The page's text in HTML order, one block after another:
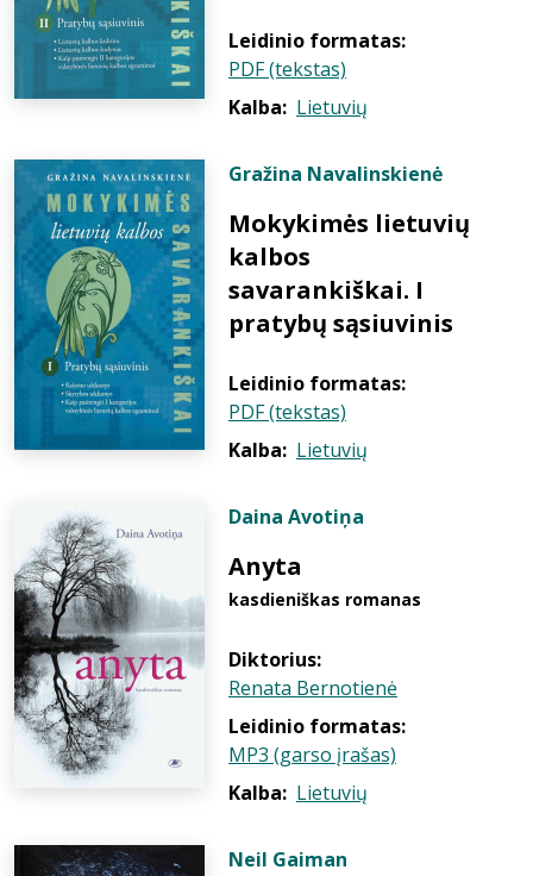
Leidinio formatas:
PDF (tekstas)
Kalba: Lietuvių
Gražina Navalinskienė
Mokykimės lietuvių
kalbos
savarankiškai. I
pratybų sąsiuvinis
Leidinio formatas:
PDF (tekstas)
Kalba: Lietuvių
Daina Avotiņa
Anyta
kasdieniškas romanas
Diktorius:
Renata Bernotienė
Leidinio formatas:
MP3 (garso įrašas)
Kalba: Lietuvių
Neil Gaiman